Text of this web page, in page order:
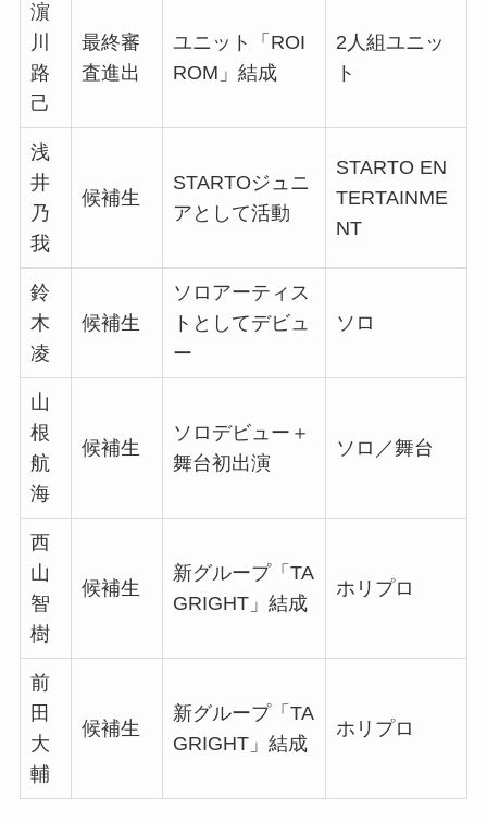
濵
川
路
己
最終審
査進出
ユニット「ROI
ROM」結成
2人組ユニッ
ト
浅
井
乃
我
候補生
STARTOジュニ
アとして活動
STARTO EN
TERTAINME
NT
鈴
木
凌
候補生
ソロアーティス
トとしてデビュ
ー
ソロ
山
根
航
海
候補生
ソロデビュー＋
舞台初出演
ソロ／舞台
西
山
智
樹
候補生
新グループ「TA
GRIGHT」結成
ホリプロ
前
田
大
輔
候補生
新グループ「TA
GRIGHT」結成
ホリプロ